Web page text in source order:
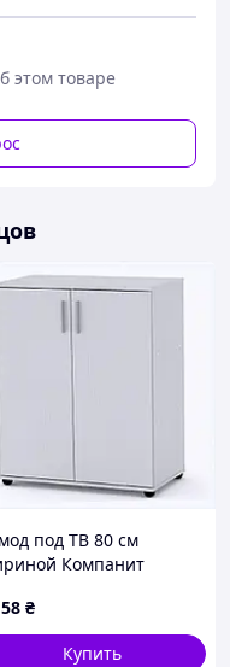
лаконичностью
дизайном,
удлиненных
мм
цвета:
этом товаре
под ТВ 80 см
Компанит
₴
Купить